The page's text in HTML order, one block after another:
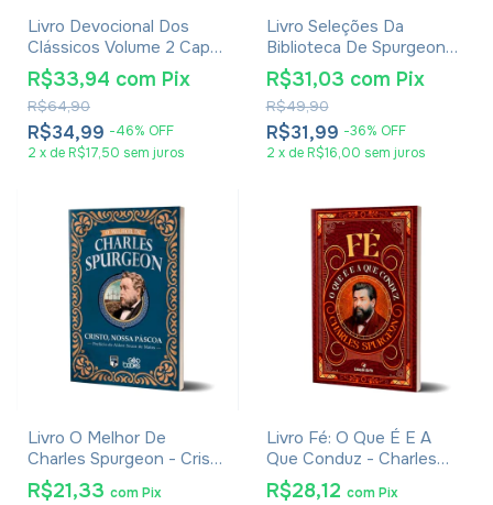
Livro Devocional Dos
Clássicos Volume 2 Capa
Floral
R$34,99 -46% OFF
R$64,90
R$33,94 com Pix
2 x de R$17,50 sem juros
Livro Seleções Da
Biblioteca De Spurgeon
Sofrimento - John
Willison
R$31,99 -36% OFF
R$49,90
R$31,03 com Pix
2 x de R$16,00 sem juros
Livro O Melhor De
Charles Spurgeon - Cristo
Nossa Páscoa
R$21,33 comPix
Livro Fé: O Que É E A
Que Conduz - Charles
Spurgeon
R$28,12 com Pix